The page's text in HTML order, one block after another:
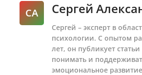
СА Сергей
Сергей – эксперт в
психологии. С опытом
лет, он публикует
понимать и
эмоциональное